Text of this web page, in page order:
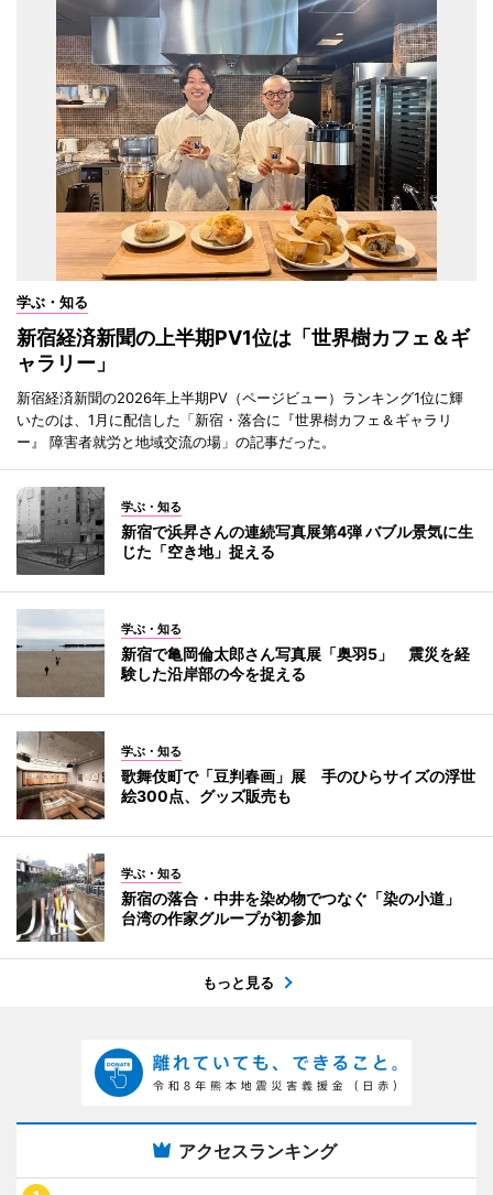
学ぶ・知る
新宿経済新聞の上半期PV1位は「世界樹カフェ＆ギ
ャラリー」
新宿経済新聞の2026年上半期PV（ページビュー）ランキング1位に輝
いたのは、1月に配信した「新宿・落合に『世界樹カフェ＆ギャラリ
ー』 障害者就労と地域交流の場」の記事だった。
学ぶ・知る
新宿で浜昇さんの連続写真展第4弾 バブル景気に生
じた「空き地」捉える
学ぶ・知る
新宿で亀岡倫太郎さん写真展「奥羽5」 震災を経
験した沿岸部の今を捉える
学ぶ・知る
歌舞伎町で「豆判春画」展 手のひらサイズの浮世
絵300点、グッズ販売も
学ぶ・知る
新宿の落合・中井を染め物でつなぐ「染の小道」
台湾の作家グループが初参加
もっと見る
アクセスランキング